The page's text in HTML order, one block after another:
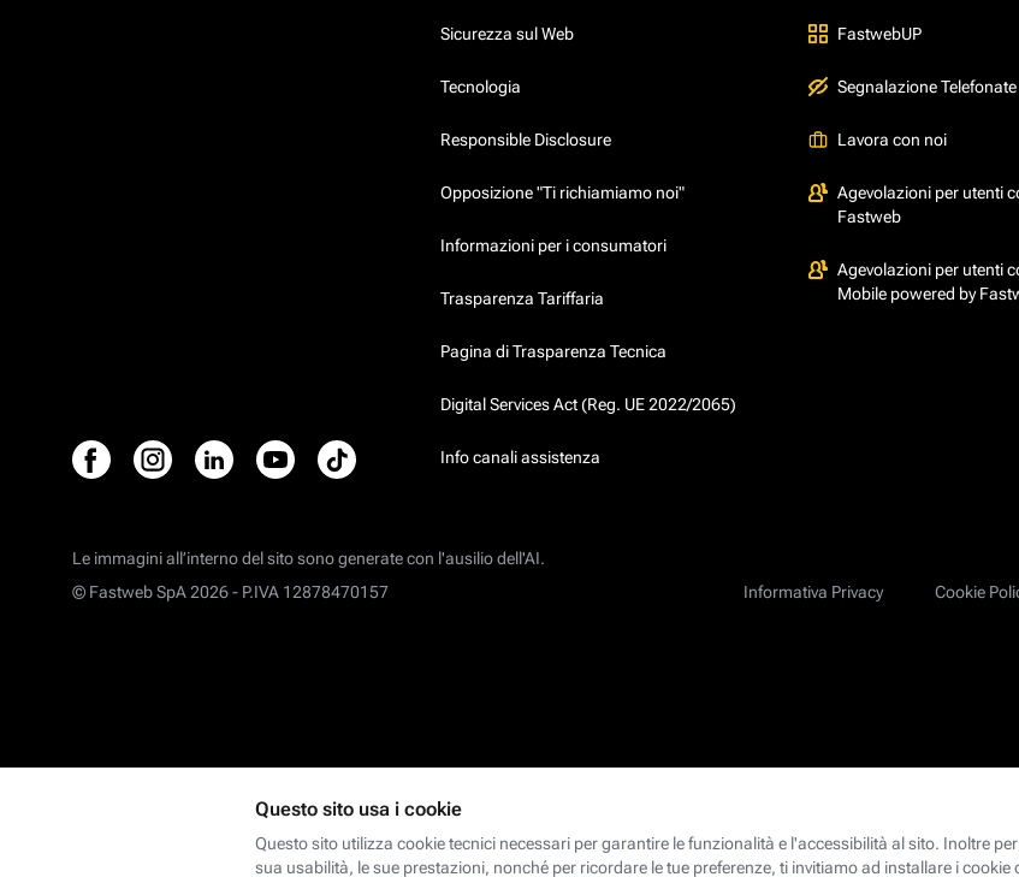
Sicurezza sul Web
Tecnologia
Responsible Disclosure
Opposizione "Ti richiamiamo noi"
Informazioni per i consumatori
Trasparenza Tariffaria
Pagina di Trasparenza Tecnica
Digital Services Act (Reg. UE 2022/2065)
Info canali assistenza
FastwebUP
Segnalazione
Lavora con noi
Agevolazioni per utenti
Fastweb
Agevolazioni per utenti
Mobile powered by
Le immagini all’interno del sito sono generate con l'ausilio dell'AI.
Informativa Privacy
Cookie
© Fastweb SpA 2026 - P.IVA 12878470157